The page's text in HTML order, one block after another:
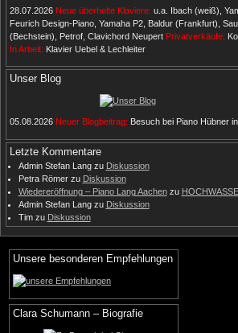
28.07.2026 Neue überholte Klaviere: u.a. Ibach (weiß),
Feurich Design-Piano, Yamaha P2, Baldur (Frankfurt),
(Bechstein), Petrof, Clavichord Neupert Privatverkäufe:
In Arbeit: Klavier Uebel & Lechleiter
Unser Blog
05.08.2026 Neuer Blogbeitrag: Besuch bei Piano Hübner
Letzte Kommentare
Admin Stefan Langzu Diskussion
Petra Römerzu Diskussion
Wiedereröffnung – Piano Lang Aachenzu
Admin Stefan Langzu Diskussion
Timzu Diskussion
Unsere besonderen Empfehlungen
Clara Schumann – Biografie